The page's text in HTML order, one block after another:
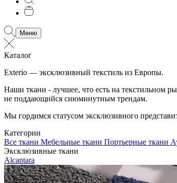
Меню
Каталог
Exterio — эксклюзивный текстиль из Европы.
Наши ткани - лучшее, что есть на текстильном
не поддающийся сиюминутным трендам.
Мы гордимся статусом эксклюзивного
Категории
Все ткани Мебельные ткани Портьерные ткани
Эксклюзивные ткани
Alcantara